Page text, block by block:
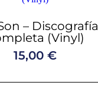
– Discografía
(Vinyl)
15,00 €